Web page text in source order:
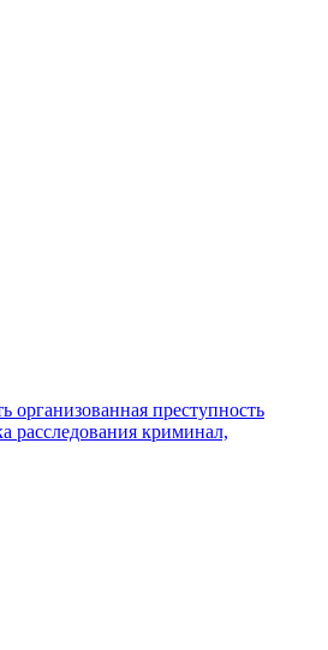
организованная преступность
расследования криминал,